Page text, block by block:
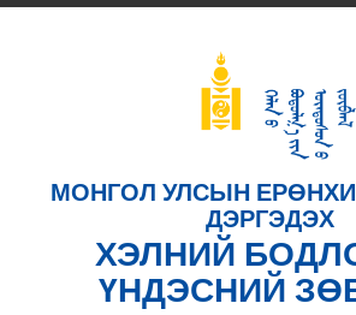
МОНГОЛ УЛСЫН
ДЭРГЭДЭХ
ХЭЛНИЙ
ҮНДЭСНИЙ